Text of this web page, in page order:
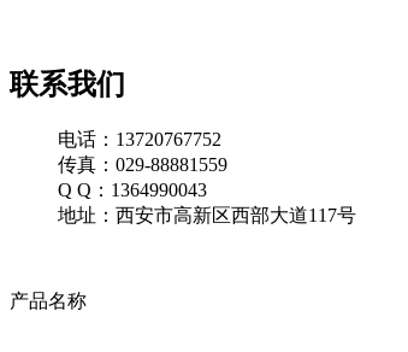
联系我们
电话：13720767752
传真：029-88881559
Q Q：1364990043
地址：西安市高新区西部大道117号
产品名称